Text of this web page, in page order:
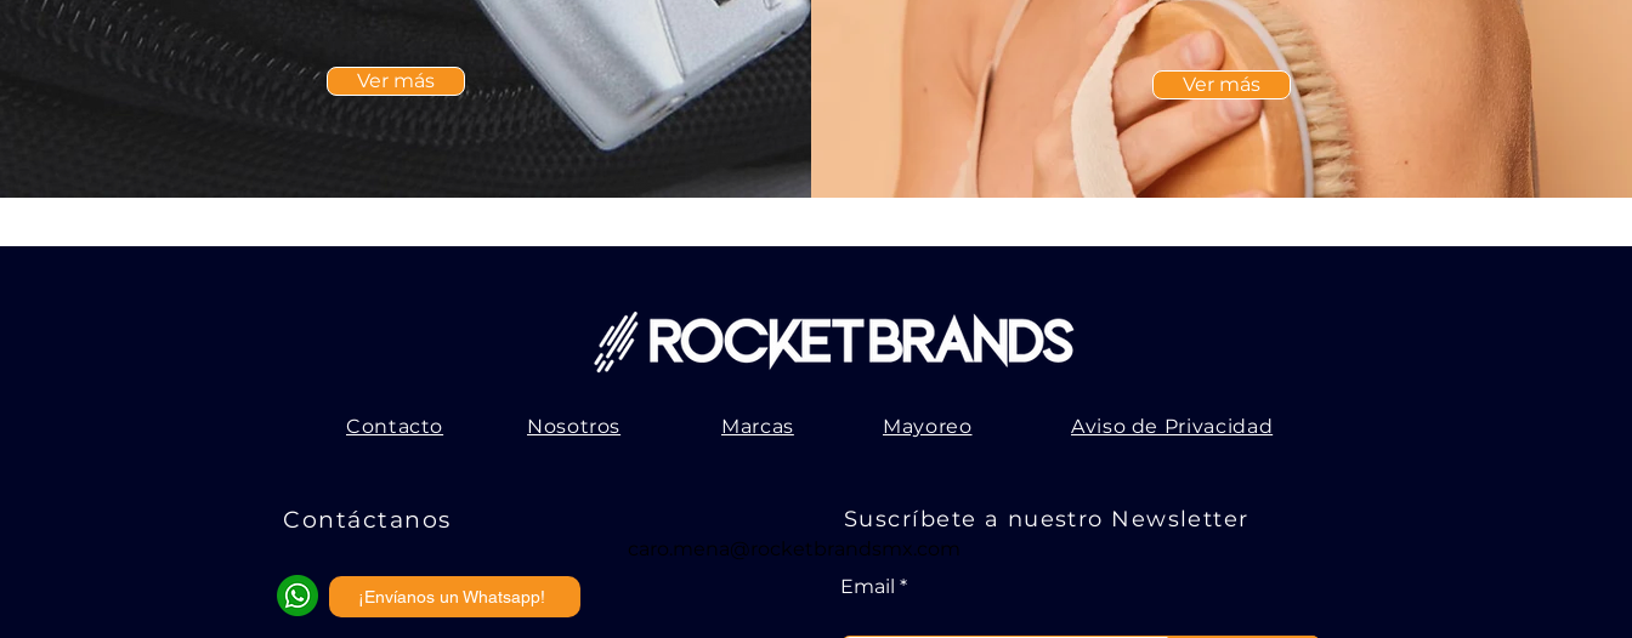
Ver más Ver más
Nosotros
Contacto Marcas Mayoreo Aviso de Privacidad
Contáctanos
¡Envíanos un Whatsapp!
Suscríbete a nuestro Newsletter
Email
caro.mena@rocketbrandsmx.com